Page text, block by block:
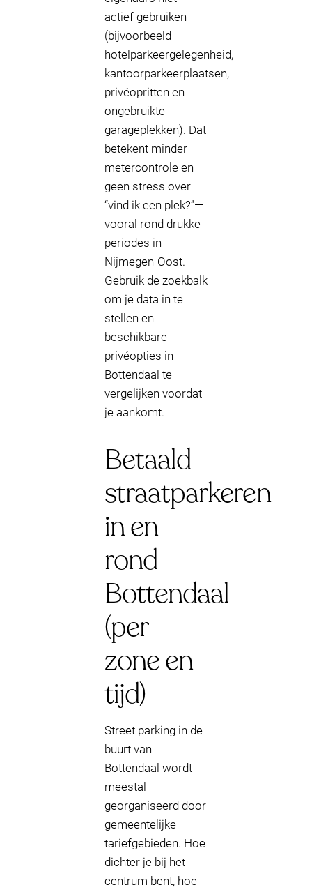
actief gebruiken
(bijvoorbeeld
hotelparkeergelegenheid,
kantoorparkeerplaatsen,
privéopritten en
ongebruikte
garageplekken). Dat
betekent minder
metercontrole en
geen stress over
“vind ik een plek?”—
vooral rond drukke
periodes in
Nijmegen-Oost.
Gebruik de zoekbalk
om je data in te
stellen en
beschikbare
privéopties in
Bottendaal te
vergelijken voordat
je aankomt.
Betaald
straatparkeren
in en
rond
Bottendaal
(per
zone en
tijd)
Street parking in de
buurt van
Bottendaal wordt
meestal
georganiseerd door
gemeentelijke
tariefgebieden. Hoe
dichter je bij het
centrum bent, hoe